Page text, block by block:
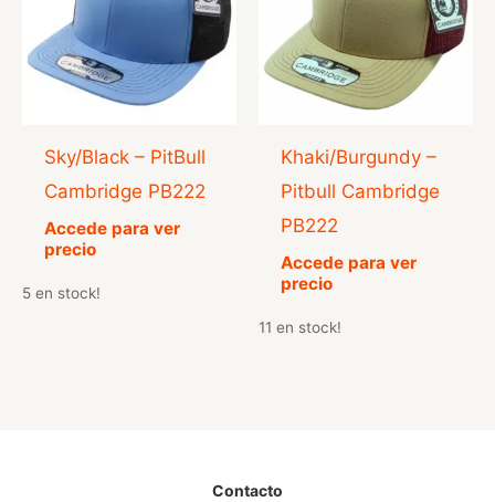
Sky/​Black – PitBull
Cambridge PB222
Accede para ver
precio
5 en stock!
Khaki/Burgundy –
Pitbull Cambridge
PB222
Accede para ver
precio
11 en stock!
Contacto